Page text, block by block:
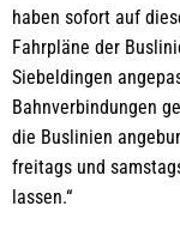
haben sofort auf
Fahrpläne der
Siebeldingen
Bahnverbindungen
die Buslinien
freitags und
lassen.“